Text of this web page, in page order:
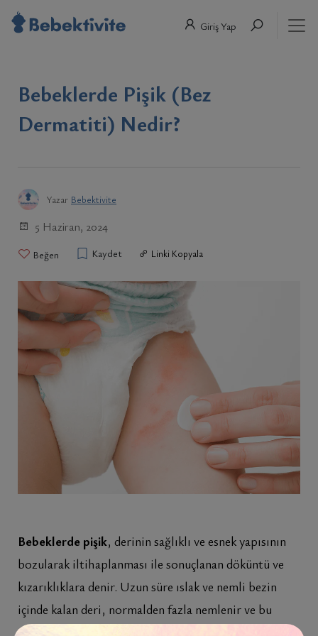
Giriş Yap
Bebeklerde Pişik (Bez
Dermatiti) Nedir?
Yazar Bebektivite
5 Haziran, 2024
Beğen Kaydet Linki Kopyala
Bebeklerde pişik, derinin sağlıklı ve esnek yapısının
bozularak iltihaplanması ile sonuçlanan döküntü ve
kızarıklıklara denir. Uzun süre ıslak ve nemli bezin
içinde kalan deri, normalden fazla nemlenir ve bu
durum deri bütünlüğünün bozulmasına ve dış